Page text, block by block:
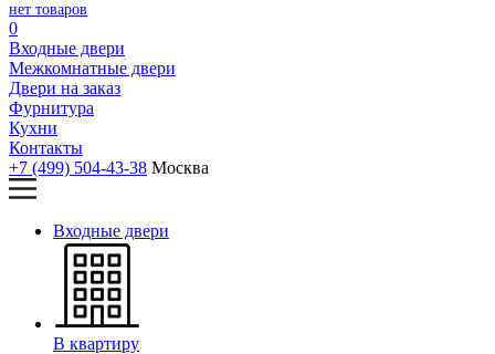
нет товаров
0
Входные двери
Межкомнатные двери
Двери на заказ
Фурнитура
Кухни
Контакты
+7 (499) 504-43-38 Москва
Входные двери
В квартиру